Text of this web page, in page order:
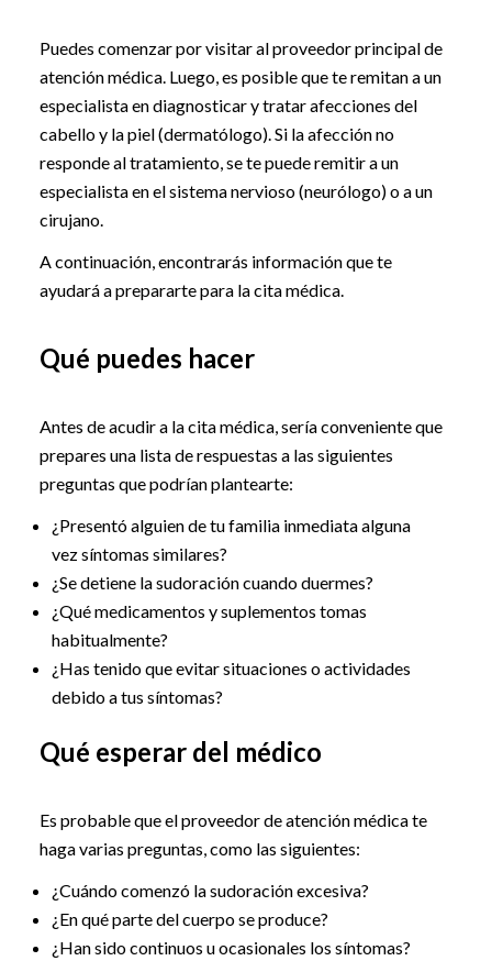
Puedes comenzar por visitar al proveedor principal de
atención médica. Luego, es posible que te remitan a un
especialista en diagnosticar y tratar afecciones del
cabello y la piel (dermatólogo). Si la afección no
responde al tratamiento, se te puede remitir a un
especialista en el sistema nervioso (neurólogo) o a un
cirujano.
A continuación, encontrarás información que te
ayudará a prepararte para la cita médica.
Qué puedes hacer
Antes de acudir a la cita médica, sería conveniente que
prepares una lista de respuestas a las siguientes
preguntas que podrían plantearte:
¿Presentó alguien de tu familia inmediata alguna
vez síntomas similares?
¿Se detiene la sudoración cuando duermes?
¿Qué medicamentos y suplementos tomas
habitualmente?
¿Has tenido que evitar situaciones o actividades
debido a tus síntomas?
Qué esperar del médico
Es probable que el proveedor de atención médica te
haga varias preguntas, como las siguientes:
¿Cuándo comenzó la sudoración excesiva?
¿En qué parte del cuerpo se produce?
¿Han sido continuos u ocasionales los síntomas?